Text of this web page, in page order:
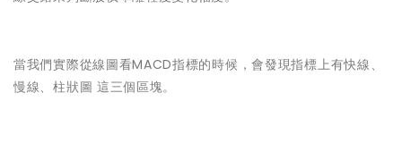
當我們實際從線圖看MACD指標的時候，會發現指標上有快線、
慢線、柱狀圖 這三個區塊。